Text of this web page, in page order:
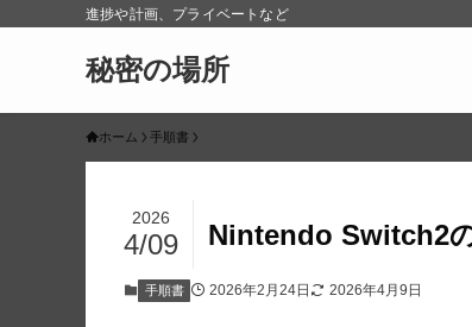
進捗や計画、プライベートなど
秘密の場所
ホーム 手順書
Nintendo Switch2
2026
4/09
手順書 2026年2月24日 2026年4月9日